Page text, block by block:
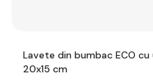
Lavete din bumbac ECO cu
20x15 cm